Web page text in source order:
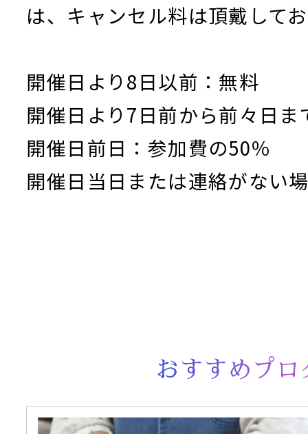
は、キャンセル料は頂戴して
開催日より8日以前：無料
開催日より7日前から前々日
開催日前日：参加費の50％
開催日当日または連絡がない
おすすめプロ